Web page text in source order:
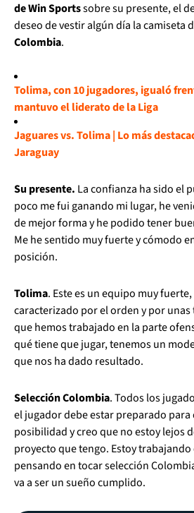
de Win Sportssobre su presente, el
deseo de vestir algún día la camiseta
Colombia.
Tolima, con 10 jugadores, igualó
mantuvo el liderato de la Liga
Jaguares vs. Tolima | Lo más
Jaraguay
Su presente. La confianza ha sido el
poco me fui ganando mi lugar, he
de mejor forma y he podido tener
Me he sentido muy fuerte y cómodo
posición.
Tolima. Este es un equipo muy fuerte,
caracterizado por el orden y por
que hemos trabajado en la parte
qué tiene que jugar, tenemos un
que nos ha dado resultado.
Selección Colombia. Todos los
el jugador debe estar preparado para
posibilidad y creo que no estoy lejos
proyecto que tengo. Estoy
pensando en tocar selección
va a ser un sueño cumplido.